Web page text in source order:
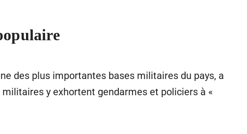
des plus importantes bases militaires du pays, a
y exhortent gendarmes et policiers à «